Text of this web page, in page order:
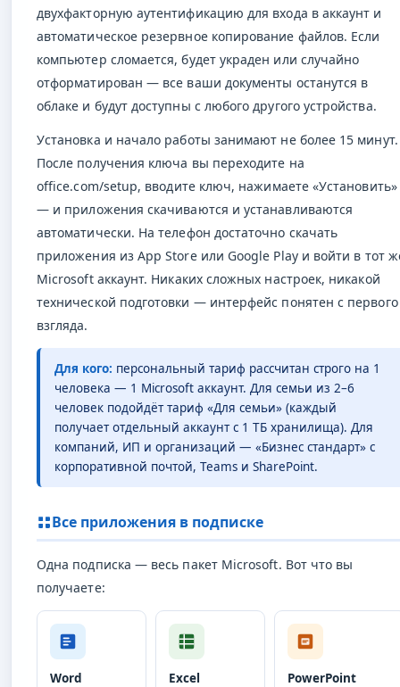
двухфакторную аутентификацию для входа в аккаунт и
автоматическое резервное копирование файлов. Если
компьютер сломается, будет украден или случайно
отформатирован — все ваши документы останутся в
облаке и будут доступны с любого другого устройства.
Установка и начало работы занимают не более 15 минут.
После получения ключа вы переходите на
office.com/setup, вводите ключ, нажимаете «Установить»
— и приложения скачиваются и устанавливаются
автоматически. На телефон достаточно скачать
приложения из App Store или Google Play и войти в тот
Microsoft аккаунт. Никаких сложных настроек, никакой
технической подготовки — интерфейс понятен с первого
взгляда.
Для кого: персональный тариф рассчитан строго на 1
человека — 1 Microsoft аккаунт. Для семьи из 2–6
человек подойдёт тариф «Для семьи» (каждый
получает отдельный аккаунт с 1 ТБ хранилища). Для
компаний, ИП и организаций — «Бизнес стандарт» с
корпоративной почтой, Teams и SharePoint.
Все приложения в подписке
Одна подписка — весь пакет Microsoft. Вот что вы
получаете:
Word Excel PowerPoint